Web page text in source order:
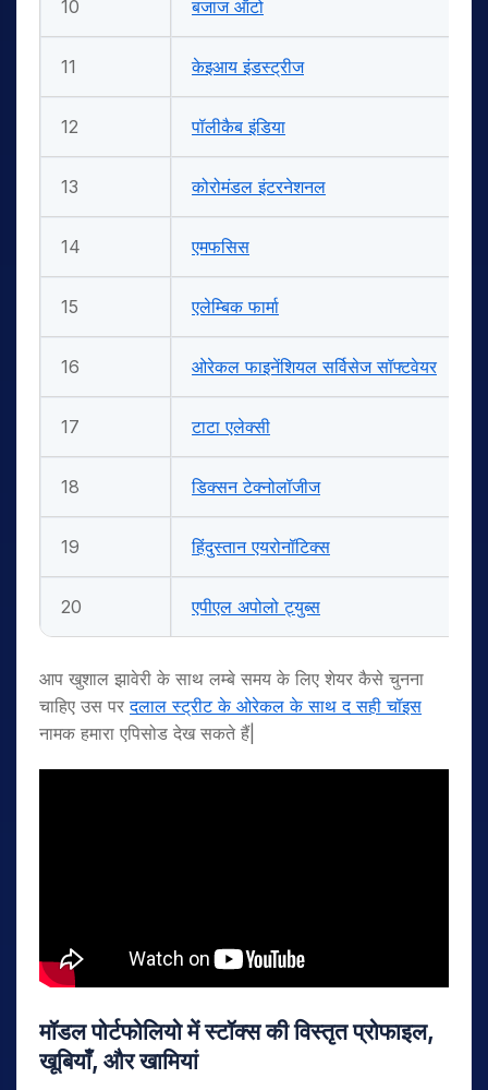
10 बजाज ऑटो
11 केइआय इंडस्ट्रीज
12 पॉलीकैब इंडिया
13 कोरोमंडल इंटरनेशनल
14 एमफसिस
15 एलेम्बिक फार्मा
16 ओरेकल फाइनेंशियल सर्विसेज सॉफ्टवेयर
17 टाटा एलेक्सी
18 डिक्सन टेक्नोलॉजीज
19 हिंदुस्तान एयरोनॉटिक्स
20 एपीएल अपोलो ट्युब्स
आप खुशाल झावेरी के साथ लम्बे समय के लिए शेयर कैसे चुनना
चाहिए उस परदलाल स्ट्रीट के ओरेकल के साथ द सही चॉइस
नामक हमारा एपिसोड देख सकते हैं|
मॉडल पोर्टफोलियो में स्टॉक्स की विस्तृत प्रोफाइल,
खूबियाँ, और खामियां